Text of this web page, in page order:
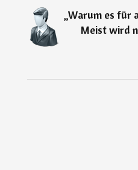
„Warum es für
Meist wird